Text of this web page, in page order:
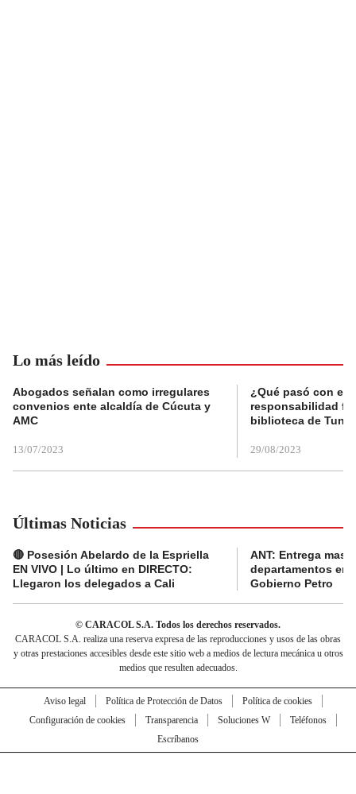
Lo más leído
Abogados señalan como irregulares
convenios ente alcaldía de Cúcuta y
AMC
13/07/2023
¿Qué pasó con el
responsabilidad
biblioteca de
29/08/2023
Últimas Noticias
🔴 Posesión Abelardo de la Espriella
EN VIVO | Lo último en DIRECTO:
Llegaron los delegados a Cali
ANT: Entrega
departamentos en
Gobierno Petro
© CARACOL S.A. Todos los derechos reservados.
CARACOL S.A. realiza una reserva expresa de las reproducciones y usos de las obras
y otras prestaciones accesibles desde este sitio web a medios de lectura mecánica u otros
medios que resulten adecuados.
Aviso legal Política de Protección de Datos
Política de cookies
Configuración de cookies
Transparencia Soluciones W
Teléfonos
Escríbanos